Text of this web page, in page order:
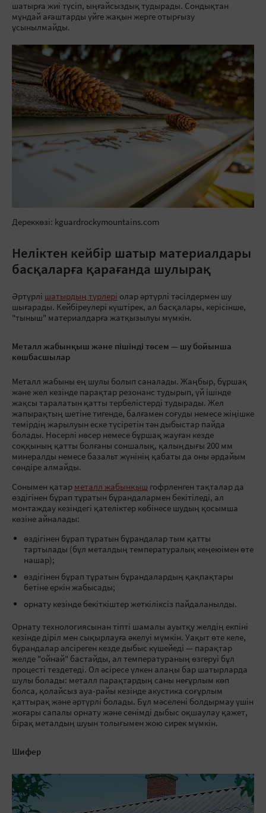
шатырға жиі түсіп, ыңғайсыздық тудырады. Сондықтан
мұндай ағаштарды үйге жақын жерге отырғызу
ұсынылмайды.
Дереккөзі: kguardrockymountains.com
Неліктен кейбір шатыр материалдары
басқаларға қарағанда шулырақ
Әртүрлі шатырдың түрлері олар әртүрлі тәсілдермен шу
шығарады. Кейбіреулері күштірек, ал басқалары, керісінше,
"тыныш" материалдарға жатқызылуы мүмкін.
Металл жабынқыш және пішінді төсем — шу бойынша
көшбасшылар
Металл жабыны ең шулы болып саналады. Жаңбыр, бұршақ
және жел кезінде парақтар резонанс тудырып, үй ішінде
жақсы таралатын қатты тербелістерді тудырады. Жел
жапырақтың шетіне тигенде, балғамен соғуды немесе жіңішке
темірдің жарылуын еске түсіретін тән дыбыстар пайда
болады. Нөсерлі нөсер немесе бұршақ жауған кезде
соққының қатты болғаны соншалық, қалыңдығы 200 мм
минералды немесе базальт жүнінің қабаты да оны әрдайым
сөндіре алмайды.
Сонымен қатар металл жабынқыш гофрленген тақталар да
өздігінен бұрап тұратын бұрандалармен бекітіледі, ал
монтаждау кезіндегі қателіктер көбінесе шудың қосымша
көзіне айналады:
өздігінен бұрап тұратын бұрандалар тым қатты
тартылады (бұл металдың температуралық кеңеюімен өте
нашар);
өздігінен бұрап тұратын бұрандалардың қақпақтары
бетіне еркін жабысады;
орнату кезінде бекіткіштер жеткіліксіз пайдаланылды.
Орнату технологиясынан тіпті шамалы ауытқу желдің екпіні
кезінде діріл мен сықырлауға әкелуі мүмкін. Уақыт өте келе,
бұрандалар әлсіреген кезде дыбыс күшейеді — парақтар
желде "ойнай" бастайды, ал температураның өзгеруі бұл
процесті тездетеді. Ол әсіресе үлкен алаңы бар шатырларда
шулы болады: металл парақтардың саны неғұрлым көп
болса, қолайсыз ауа-райы кезінде акустика соғұрлым
қаттырақ және әртүрлі болады. Бұл мәселені болдырмау үшін
жоғары сапалы орнату және сенімді дыбыс оқшаулау қажет,
бірақ металдың шуын толығымен жою сирек мүмкін.
Шифер